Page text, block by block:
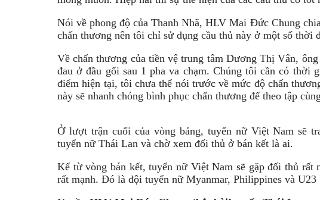
Nói về phong độ của Thanh Nhã, HLV Mai Đức Chung
chấn thương nên tôi chỉ sử dụng cầu thủ này ở một số thời
Về chấn thương của tiền vệ trung tâm Dương Thị Vân,
đau ở đầu gối sau 1 pha va chạm. Chúng tôi cần có thời
điểm hiện tại, tôi chưa thể nói trước về mức độ chấn
này sẽ nhanh chóng bình phục chấn thương để theo tập
Ở lượt trận cuối của vòng bảng, tuyển nữ Việt Nam sẽ
tuyển nữ Thái Lan và chờ xem đối thủ ở bán kết là ai.
Kể từ vòng bán kết, tuyển nữ Việt Nam sẽ gặp đối thủ rất
rất mạnh. Đó là đội tuyển nữ Myanmar, Philippines và U23